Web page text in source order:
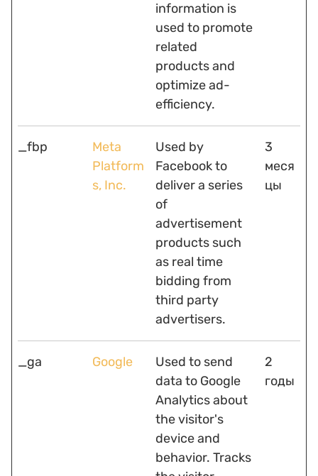
information is
used to promote
related
products and
optimize ad-
efficiency.
_fbp
Meta
Platform
s, Inc.
Used by
Facebook to
deliver a series
of
advertisement
products such
as real time
bidding from
third party
advertisers.
3
меся
цы
_ga Google
Used to send
data to Google
Analytics about
the visitor's
device and
behavior. Tracks
2
годы